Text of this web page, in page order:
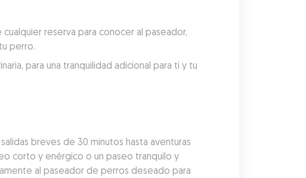
reserva para conocer al paseador,
perro.
para una tranquilidad adicional para ti y tu
breves de 30 minutos hasta aventuras
corto y enérgico o un paseo tranquilo y
al paseador de perros deseado para